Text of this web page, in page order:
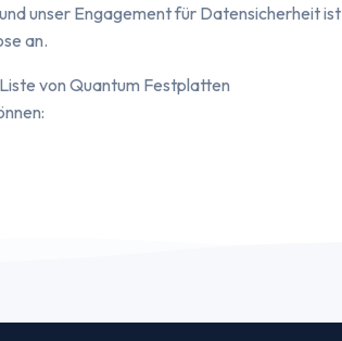
unser Engagement für Datensicherheit ist
an.
von Quantum Festplatten